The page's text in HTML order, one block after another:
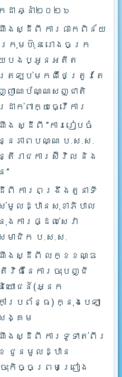
ដា ឆ្នាំ២០២៦
ងស្ដីពី ការផាកពិន័យ
ក្រុមហ៊ុន រោងចក្រ
បងប្អូនអតីត
រឡប់មកពីថៃត្រូវតែ
ាណប័ណ្ណសញ្ជាតិ
ាក់ពាក្យធ្វើការ
ស្ដីពី “ការរៀបចំ
នភាពបណ្ណ ប.ស.ស.
រាជការស៊ីវិល និង
ដីពី ការពង្រឹងតួនាទី
លដ្ឋានសុខាភិបាល
ងការផ្ដល់សេវា
មាជិក ប.ស.ស.
ងស្ដីពី លក្ខខណ្ឌ
ធីនៃការចុះបញ្ជី
ោជន៍(អ្នក
ប្រព័ន្ធ) ក្នុងបេឡា
ង្គម
ស្ដីពី ការទូទាត់ពីរ
ជូនមូលដ្ឋាន
ចុះកិច្ចព្រមព្រៀង